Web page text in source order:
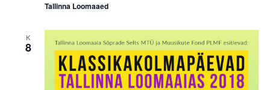
Tallinna Loomaaed
K
8